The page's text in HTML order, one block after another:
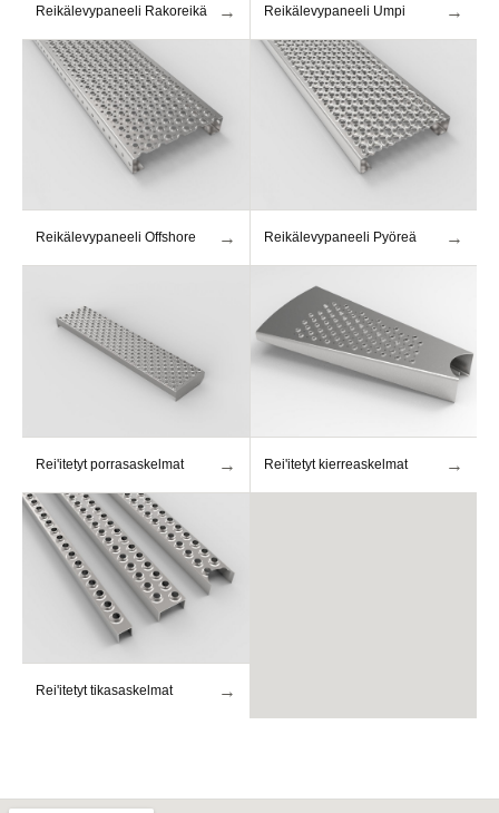
Reikälevypaneeli Rakoreikä → Reikälevypaneeli Umpi →
Reikälevypaneeli Offshore → Reikälevypaneeli Pyöreä →
Rei'itetyt porrasaskelmat → Rei'itetyt kierreaskelmat →
Rei'itetyt tikasaskelmat →